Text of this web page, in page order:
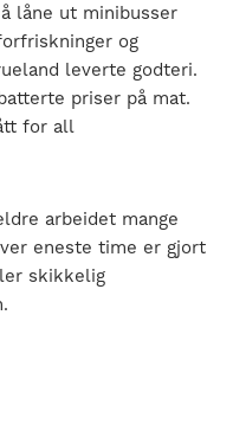
låne ut minibusser
og
leverte godteri.
priser på mat.
for all
arbeidet mange
eneste time er gjort
skikkelig